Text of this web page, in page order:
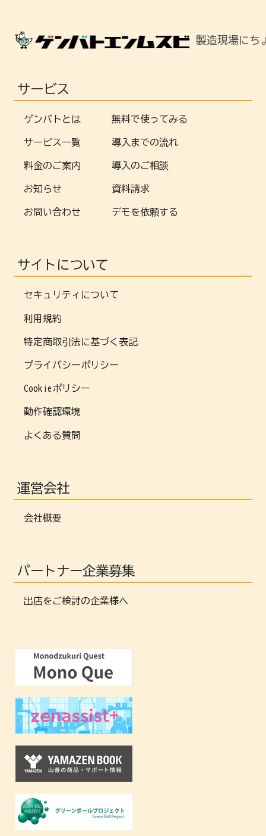
製造現場にち
サービス
ゲンバトとは
サービス一覧
料金のご案内
お知らせ
お問い合わせ
無料で使ってみる
導入までの流れ
導入のご相談
資料請求
デモを依頼する
サイトについて
セキュリティについて
利用規約
特定商取引法に基づく表記
プライバシーポリシー
Cookieポリシー
動作確認環境
よくある質問
運営会社
会社概要
パートナー企業募集
出店をご検討の企業様へ